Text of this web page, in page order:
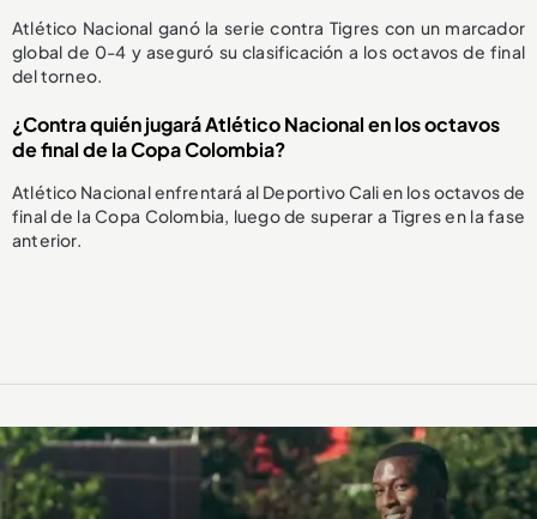
Atlético Nacional ganó la serie contra Tigres con un marcador
global de 0-4 y aseguró su clasificación a los octavos de final
del torneo.
¿Contra quién jugará Atlético Nacional en los octavos
de final de la Copa Colombia?
Atlético Nacional enfrentará al Deportivo Cali en los octavos de
final de la Copa Colombia, luego de superar a Tigres en la fase
anterior.